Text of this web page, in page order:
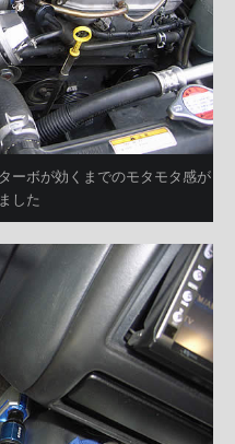
ーボが効くまでのモタモタ感が
した